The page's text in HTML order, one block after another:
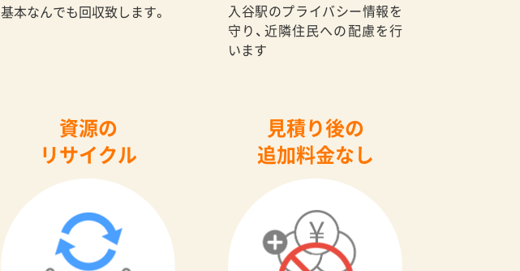
基本なんでも回収致します。
入谷駅のプライバシー情報を
守り、近隣住民への配慮を行
います
資源の
リサイクル
見積り後の
追加料金なし